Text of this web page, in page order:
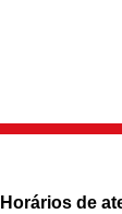
Horários de